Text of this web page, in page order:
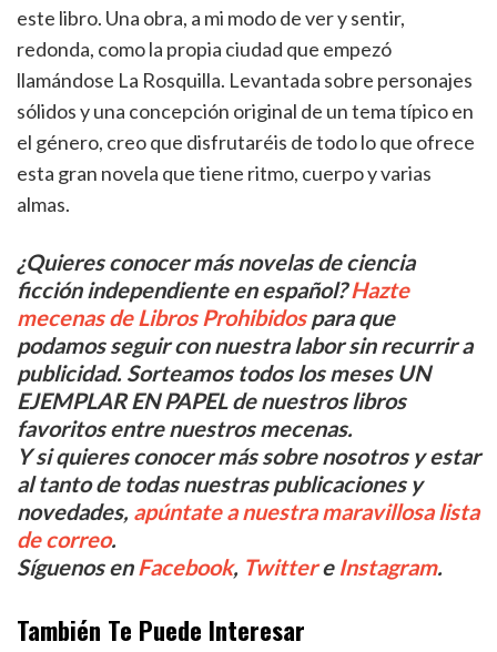
este libro. Una obra, a mi modo de ver y sentir,
redonda, como la propia ciudad que empezó
llamándose La Rosquilla. Levantada sobre personajes
sólidos y una concepción original de un tema típico en
el género, creo que disfrutaréis de todo lo que ofrece
esta gran novela que tiene ritmo, cuerpo y varias
almas.
¿Quieres conocer más novelas de ciencia
ficción independiente en español?Hazte
mecenas de Libros Prohibidospara que
podamos seguir con nuestra labor sin recurrir a
publicidad. Sorteamos todos los meses UN
EJEMPLAR EN PAPEL de nuestros libros
favoritos entre nuestros mecenas.
Y si quieres conocer más sobre nosotros y estar
al tanto de todas nuestras publicaciones y
novedades, apúntate a nuestra maravillosa lista
de correo.
Síguenos enFacebook, Twitter e Instagram.
También Te Puede Interesar